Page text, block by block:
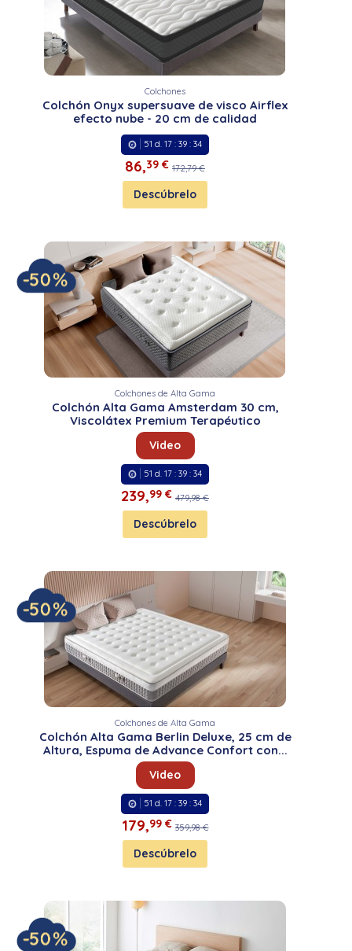
Colchones
Colchón Onyx supersuave de visco Airflex
efecto nube - 20 cm de calidad
51 d. 17 :39 :33
86,39 € 172,79 €
Descúbrelo
Colchones de Alta Gama
Colchón Alta Gama Amsterdam 30 cm,
Viscolátex Premium Terapéutico
Video
51 d. 17 :39 :33
239,99 € 479,98 €
Descúbrelo
Colchones de Alta Gama
Colchón Alta Gama Berlin Deluxe, 25 cm de
Altura, Espuma de Advance Confort con...
Video
51 d. 17 :39 :33
179,99 € 359,98 €
Descúbrelo